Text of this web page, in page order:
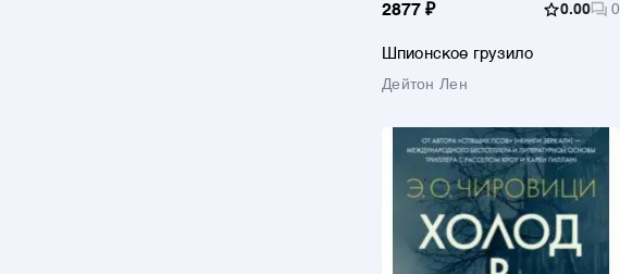
2877 ₽ 0.00 0
Шпионское грузило
Дейтон Лен